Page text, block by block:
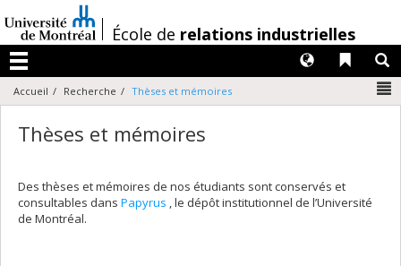
au
contenu
/École de relations industrielles
Menu
Liens
Langues
Accueil Recherche Thèses et mémoires
Thèses et mémoires
Des thèses et mémoires de nos étudiants sont conservés et
consultables dans Papyrus , le dépôt institutionnel de l’Université
de Montréal.